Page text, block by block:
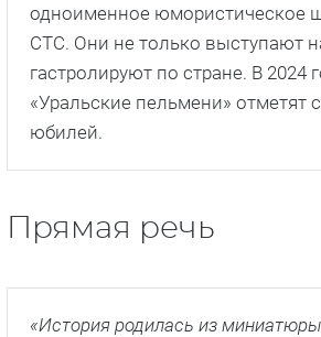
одноименное юмористическое
СТС. Они не только выступают
гастролируют по стране. В 2024
«Уральские пельмени» отметят
юбилей.
Прямая речь
«История родилась из